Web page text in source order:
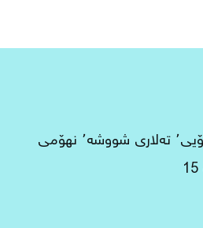
سلێمانی٬ سعید طه كۆیی٬ تەلاری شووشە٬ نهۆمی